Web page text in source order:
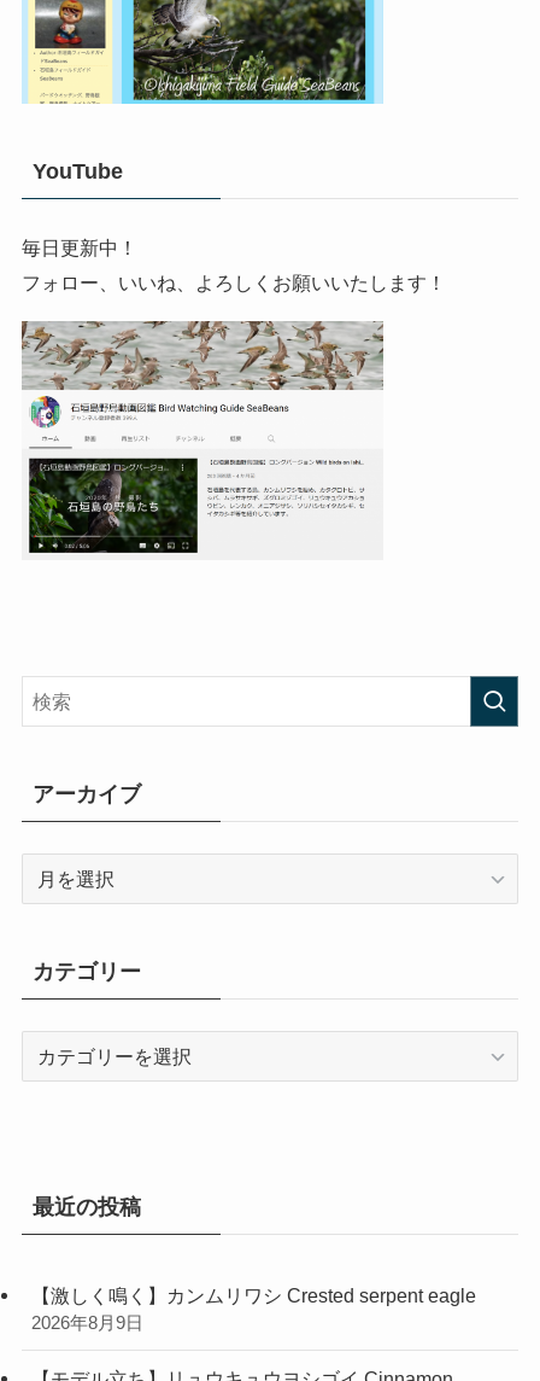
YouTube
毎日更新中！
フォロー、いいね、よろしくお願いいたします！
アーカイブ
ブ
カテゴリー
最近の投稿
【激しく鳴く】カンムリワシ Crested serpent eagle
2026年8月9日